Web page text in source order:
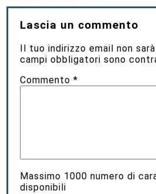
Lascia un commento
Il tuo indirizzo email non
campi obbligatori sono
Commento*
Massimo 1000 numero di
disponibili